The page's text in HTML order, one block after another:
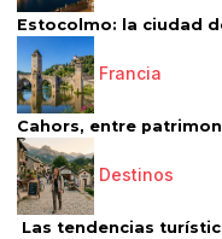
Estocolmo: la ciudad
Francia
Cahors, entre
Destinos
Las tendencias